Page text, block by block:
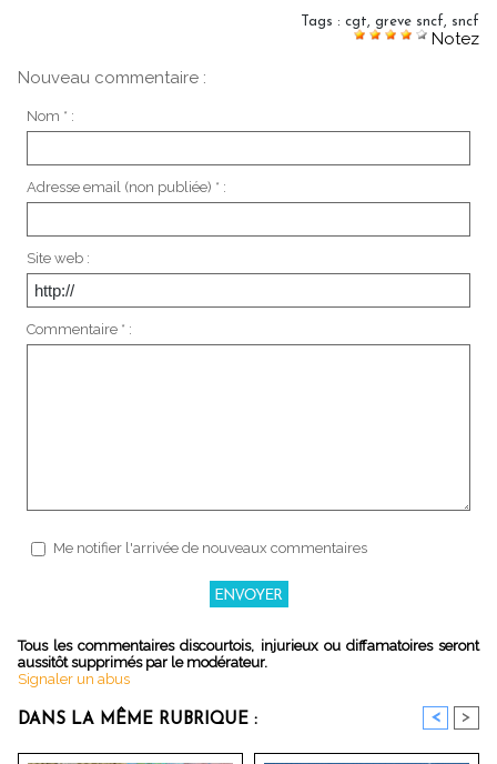
Tags : cgt greve sncf sncf
Notez
Nouveau commentaire :
Nom * :
Adresse email (non publiée) * :
Site web :
Commentaire * :
Me notifier l'arrivée de nouveaux commentaires
Tous les commentaires discourtois, injurieux ou diffamatoires seront
aussitôt supprimés par le modérateur.
Signaler un abus
DANS LA MÊME RUBRIQUE : < >